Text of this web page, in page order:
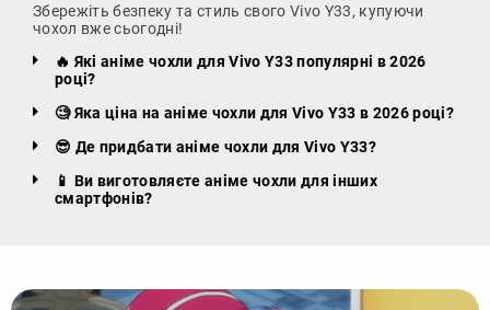
Збережіть безпеку та стиль свого Vivo Y33, купуючи
чохол вже сьогодні!
🔥 Які аніме чохли для Vivo Y33 популярні в 2026
році?
🧐 Яка ціна на аніме чохли для Vivo Y33 в 2026 році?
😎 Де придбати аніме чохли для Vivo Y33?
📱 Ви виготовляєте аніме чохли для інших
смартфонів?